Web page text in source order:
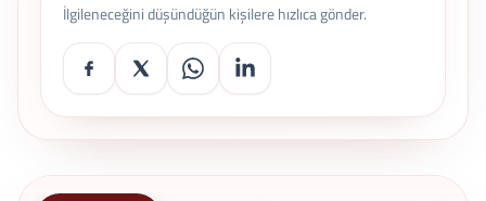
İlgileneceğini düşündüğün kişilere hızlıca gönder.